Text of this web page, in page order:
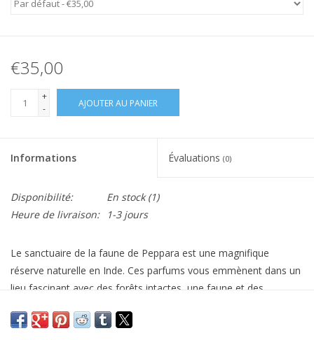
€35,00
+
-
AJOUTER AU PANIER
Informations Évaluations (0)
Disponibilité: En stock(1)
Heure de livraison:
1-3 jours
Le sanctuaire de la faune de Peppara est une magnifique
réserve naturelle en Inde. Ces parfums vous emmènent dans un
lieu fascinant avec des forêts intactes, une faune et des
Note de tête: citron vert